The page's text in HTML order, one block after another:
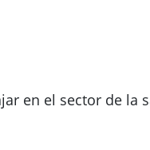
en el sector de la